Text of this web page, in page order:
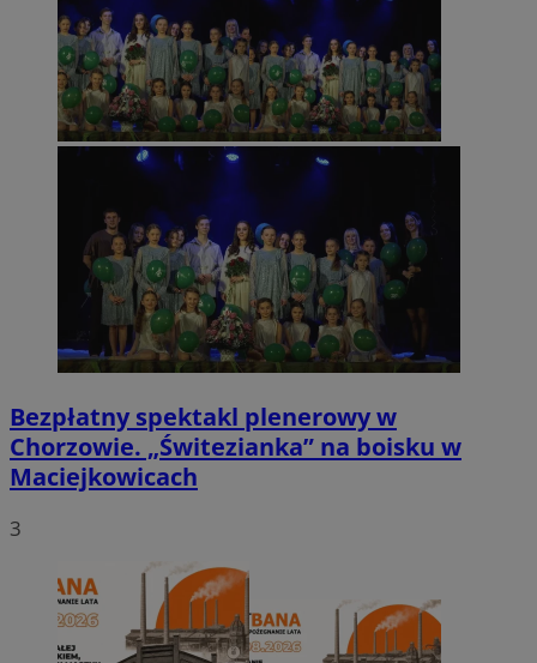
Bezpłatny spektakl plenerowy w
Chorzowie. „Świtezianka” na boisku w
Maciejkowicach
3